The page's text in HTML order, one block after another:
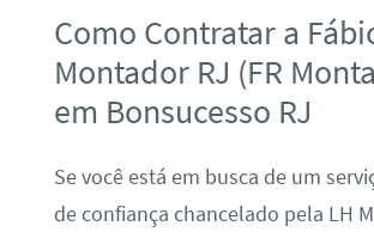
Como Contratar a
Montador RJ (FR
em Bonsucesso RJ
Se você está em busca de um
de confiança chancelado pela LH